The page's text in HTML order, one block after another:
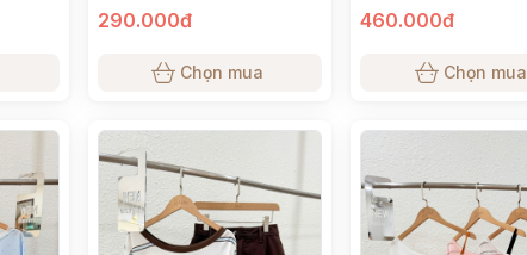
290.000đ
Chọn mua
460.000đ
Chọn mua